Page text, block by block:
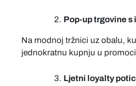
Pop-up trgovine
Na modnoj tržnici uz obalu,
jednokratnu kupnju u
Ljetni loyalty